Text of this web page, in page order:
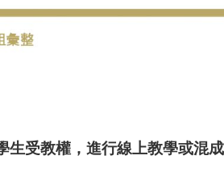
受教權，進行線上教學或混